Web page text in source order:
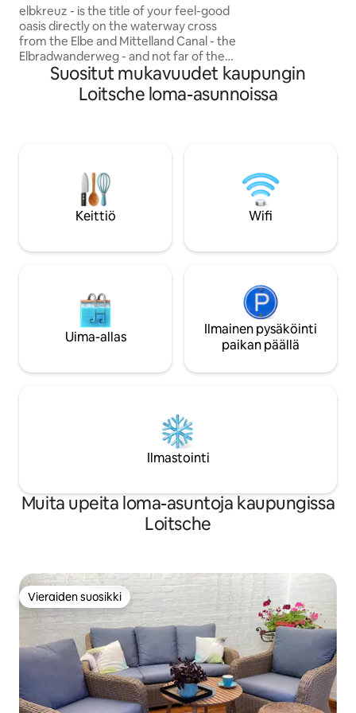
elbkreuz - is the title of your feel-good
oasis directly on the waterway cross
from the Elbe and Mittelland Canal - the
Elbradwanderweg - and not far of the
state capital Magdeburg. Tässä ennalta
määrätyssä paikassa voit perheesi ja
lemmikkiesi kanssa nauttia loputtomista
uuni ja olet kaupungissa vain
muutamassa minuutissa.
Suositut mukavuudet kaupungin
Loitsche loma-asunnoissa
Keittiö Wifi
Uima-allas
Ilmainen pysäköinti
paikan päällä
Ilmastointi
Muita upeita loma-asuntoja kaupungissa
Loitsche
Vieraiden suosikki
Vieraiden suosikki